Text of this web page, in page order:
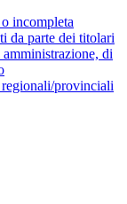
incompleta
da parte dei titolari
di
provinciali